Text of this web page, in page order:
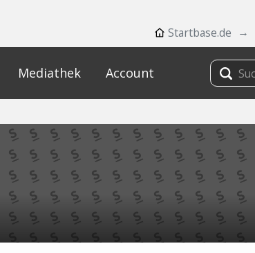
Startbase.de
Mediathek Account